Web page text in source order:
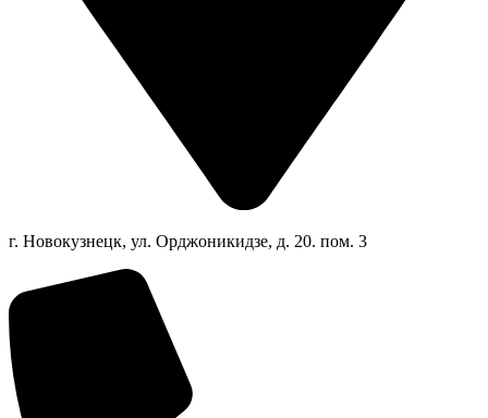
г. Новокузнецк, ул. Орджоникидзе, д. 20. пом. 3